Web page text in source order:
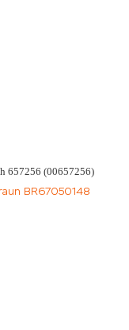
657256 (00657256)